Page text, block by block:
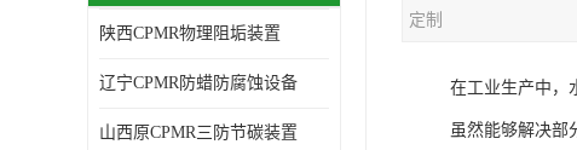
陕西CPMR物理阻垢装置
辽宁CPMR防蜡防腐蚀设备
山西原CPMR三防节碳装置
定制
在工业生产中，
虽然能够解决部